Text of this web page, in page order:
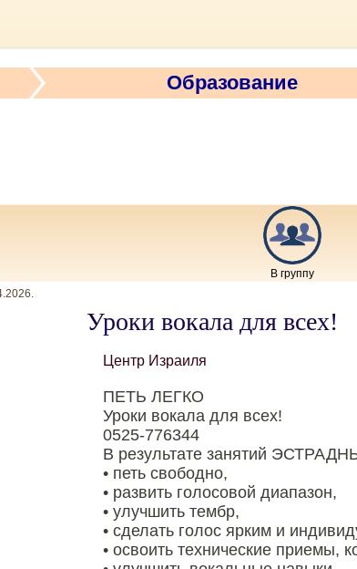
Образование
В группу
.
Уроки вокала для всех!
Центр Израиля
ПЕТЬ ЛЕГКО
Уроки вокала для всех!
0525-776344
В результате занятий
• петь свободно,
• развить голосовой диапазон,
• улучшить тембр,
• сделать голос ярким и
• освоить технические приемы,